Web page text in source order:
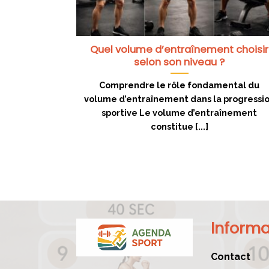
Quel volume d’entraînement choisir
selon son niveau ?
Comprendre le rôle fondamental du
volume d’entraînement dans la
sportive Le volume d’entraînement
constitue [...]
Contact